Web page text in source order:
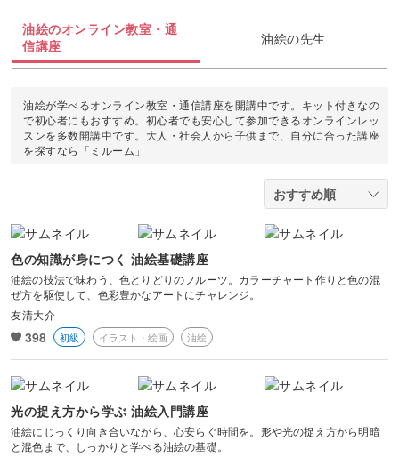
デジタルイラスト
日本画
ボタニカルキャンドル
韓国キャンドル
アロマキャンドル
ラッピング
折り紙
カルトナージュ
カービング
つまみ細工
水引
クラフト
ぬいぐるみ
多肉植物
金継ぎ
アロマ・ハーブ
パーソナルカラー
暮らし
ダンス
ヨガ
アイシングクッキー
パン
洋菓子
料理
マネー
ブランディング
EC・集客
すべて
カメラその他
カメラ基礎
ボケ・丸ボケ
構図
光・ライティング
風景・スナップ
物撮り・テーブルフォト
油絵のオンライン教室・通
信講座
油絵の先生
油絵が学べるオンライン教室・通信講座を開講中です。キット付きなの
で初心者にもおすすめ。初心者でも安心して参加できるオンラインレッ
スンを多数開講中です。大人・社会人から子供まで、自分に合った講座
を探すなら「ミルーム」
色の知識が身につく 油絵基礎講座
油絵の技法で味わう、色とりどりのフルーツ。カラーチャート作りと色の混
ぜ方を駆使して、色彩豊かなアートにチャレンジ。
友清大介
398 初級 イラスト・絵画 油絵
光の捉え方から学ぶ 油絵入門講座
油絵にじっくり向き合いながら、心安らぐ時間を。形や光の捉え方から明暗
と混色まで、しっかりと学べる油絵の基礎。